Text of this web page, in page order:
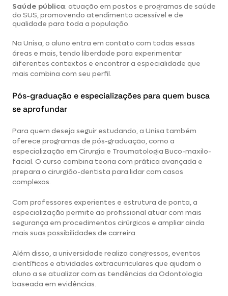
Saúde pública: atuação em postos e programas de saúde
do SUS, promovendo atendimento acessível e de
qualidade para toda a população.
Na Unisa, o aluno entra em contato com todas essas
áreas e mais, tendo liberdade para experimentar
diferentes contextos e encontrar a especialidade que
mais combina com seu perfil.
Pós-graduação e especializações para quem busca
se aprofundar
Para quem deseja seguir estudando, a Unisa também
oferece programas de pós-graduação, como a
especialização em Cirurgia e Traumatologia Buco-maxilo-
facial. O curso combina teoria com prática avançada e
prepara o cirurgião-dentista para lidar com casos
complexos.
Com professores experientes e estrutura de ponta, a
especialização permite ao profissional atuar com mais
segurança em procedimentos cirúrgicos e ampliar ainda
mais suas possibilidades de carreira.
Além disso, a universidade realiza congressos, eventos
científicos e atividades extracurriculares que ajudam o
aluno a se atualizar com as tendências da Odontologia
baseada em evidências.